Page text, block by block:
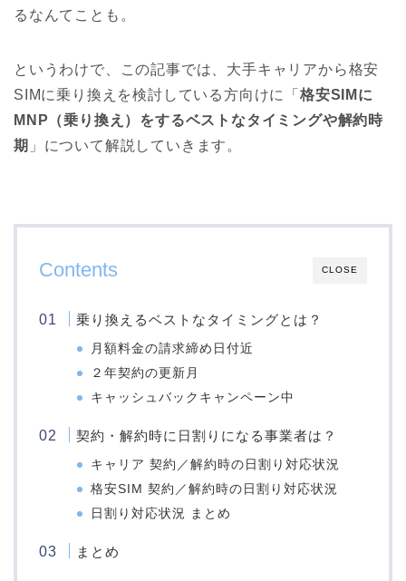
るなんてことも。
というわけで、この記事では、大手キャリアから格安
SIMに乗り換えを検討している方向けに「 格安SIMに
MNP（乗り換え）をするベストなタイミングや解約時
期 」について解説していきます。
CLOSE
Contents
乗り換えるベストなタイミングとは？
月額料金の請求締め日付近
２年契約の更新月
キャッシュバックキャンペーン中
契約・解約時に日割りになる事業者は？
キャリア 契約／解約時の日割り対応状況
格安SIM 契約／解約時の日割り対応状況
日割り対応状況 まとめ
まとめ